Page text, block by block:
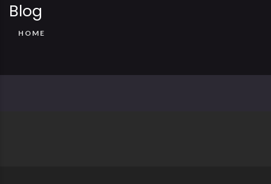
Blog
HOME